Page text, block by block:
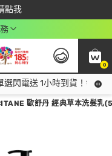
點我
$350
0
選閃電送 1小時到貨！領神
歐舒丹 經典草本洗髮